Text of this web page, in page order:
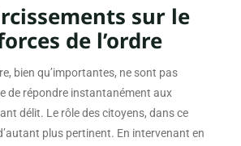
sur le
de l’ordre
bien qu’importantes, ne sont pas
de répondre instantanément aux
délit. Le rôle des citoyens, dans ce
plus pertinent. En intervenant en